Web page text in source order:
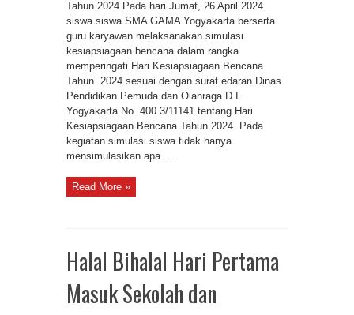
Tahun 2024 Pada hari Jumat, 26 April 2024
siswa siswa SMA GAMA Yogyakarta berserta
guru karyawan melaksanakan simulasi
kesiapsiagaan bencana dalam rangka
memperingati Hari Kesiapsiagaan Bencana
Tahun 2024 sesuai dengan surat edaran Dinas
Pendidikan Pemuda dan Olahraga D.I.
Yogyakarta No. 400.3/11141 tentang Hari
Kesiapsiagaan Bencana Tahun 2024. Pada
kegiatan simulasi siswa tidak hanya
mensimulasikan apa ...
Read More »
Halal Bihalal Hari Pertama
Masuk Sekolah dan